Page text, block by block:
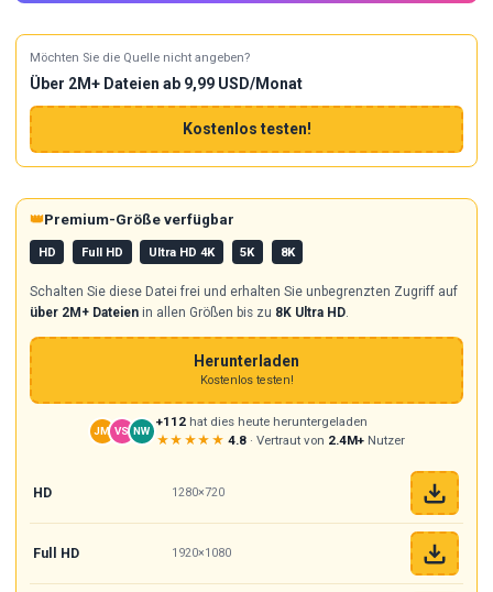
Möchten Sie die Quelle nicht angeben?
Über 2M+ Dateien ab 9,99 USD/Monat
Kostenlos testen!
👑Premium-Größe verfügbar
HD Full HD Ultra HD 4K 5K 8K
Schalten Sie diese Datei frei und erhalten Sie unbegrenzten Zugriff auf
über 2M+ Dateienin allen Größen bis zu 8K Ultra HD.
Herunterladen
Kostenlos testen!
JM VS NW
+112hat dies heute heruntergeladen
★★★★★ 4.8 · Vertraut von 2.4M+ Nutzer
HD 1280×720
Full HD 1920×1080